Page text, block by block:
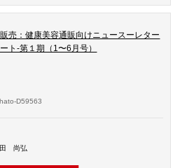
売：健康美容通販向けニュースーレター
ト-第１期（1〜6月号）
D59563
田 尚弘